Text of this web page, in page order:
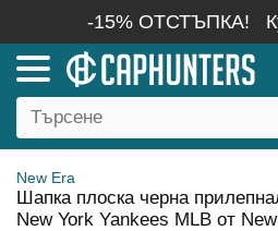
-15% ОТСТЪПКА!
New Era
Шапка плоска черна
New York Yankees MLB от